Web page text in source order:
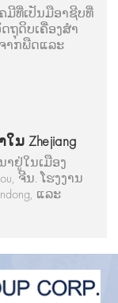
ມີທີ່ເປັນມືອາຊີບທີ່
ຖຸດິບເຄື່ອງສໍາ
າກພືດແລະ
Zhejiang
ຢູ່ໃນເມືອງ
ຈີນ. ໂຮງງານ
ແລະ